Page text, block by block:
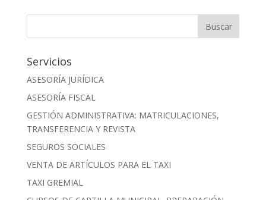
Servicios
ASESORÍA JURÍDICA
ASESORÍA FISCAL
GESTIÓN ADMINISTRATIVA: MATRICULACIONES,
TRANSFERENCIA Y REVISTA
SEGUROS SOCIALES
VENTA DE ARTÍCULOS PARA EL TAXI
TAXI GREMIAL